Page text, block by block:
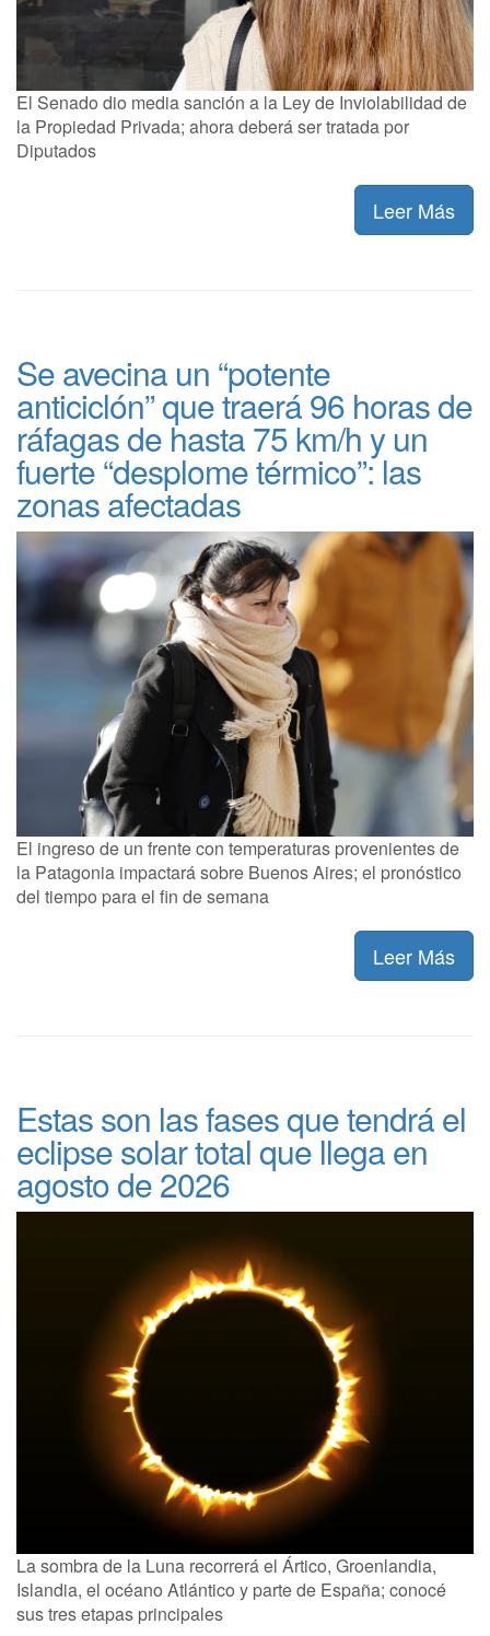
El Senado dio media sanción a la Ley de Inviolabilidad de
la Propiedad Privada; ahora deberá ser tratada por
Diputados
Leer Más
Se avecina un “potente
anticiclón” que traerá 96 horas de
ráfagas de hasta 75 km/h y un
fuerte “desplome térmico”: las
zonas afectadas
El ingreso de un frente con temperaturas provenientes de
la Patagonia impactará sobre Buenos Aires; el pronóstico
del tiempo para el fin de semana
Leer Más
Estas son las fases que tendrá el
eclipse solar total que llega en
agosto de 2026
La sombra de la Luna recorrerá el Ártico, Groenlandia,
Islandia, el océano Atlántico y parte de España; conocé
sus tres etapas principales